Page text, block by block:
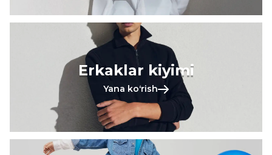
Erkaklar kiyimi
Yana koʻrish